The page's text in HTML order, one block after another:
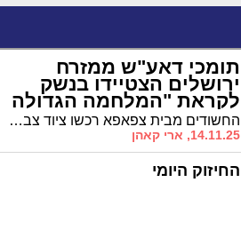
תומכי דאע"ש ממזרח
ירושלים הצטיידו בנשק
לקראת "המלחמה הגדולה
ביהודים" | צפו החשודים מבית צפאפא רכשו ציוד צבאי ואקדח שיועד – לפי הודאת אחד מהם – ל"מלחמה הגדולה באחרית הימים" • שניים מהם לקראת כתב אישום, האחרים ממשיכים להיחקר
14.11.25, ארי קאהן
החיזוק היומי